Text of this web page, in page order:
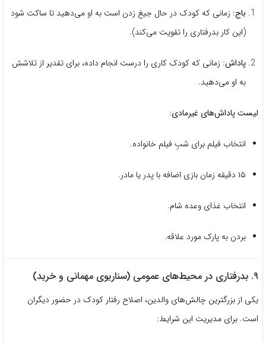
باج: زمانی که کودک در حال جیغ زدن است به او می‌دهید تا ساکت شود
(این کار بدرفتاری را تقویت می‌کند).
پاداش: زمانی که کودک کاری را درست انجام داده، برای تقدیر از تلاشش
به او می‌دهید.
لیست پاداش‌های غیرمادی:
انتخاب فیلم برای شبِ فیلم خانواده.
۱۵ دقیقه زمان بازی اضافه با پدر یا مادر.
انتخاب غذای وعده شام.
بردن به پارک مورد علاقه.
۹. بدرفتاری در محیط‌های عمومی (سناریوی مهمانی و خرید)
یکی از بزرگترین چالش‌های والدین، اصلاح رفتار کودک در حضور دیگران
است. برای مدیریت این شرایط: